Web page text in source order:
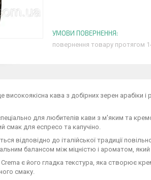
повернення товару протягом
високоякісна кава з добірних зерен арабіки
для любителів кави з м'яким та
смак для еспресо та капучіно.
відповідно до італійської традиції
балансом між міцністю і ароматом,
є його гладка текстура, яка створює
смаку.